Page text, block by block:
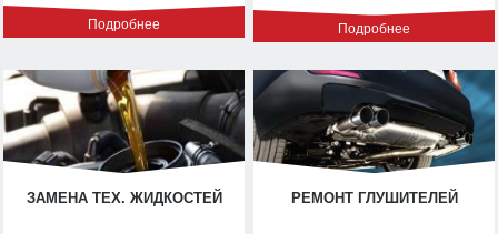
Подробнее Подробнее
ЗАМЕНА ТЕХ. ЖИДКОСТЕЙ РЕМОНТ ГЛУШИТЕЛЕЙ